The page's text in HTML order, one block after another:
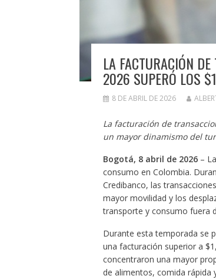
LA FACTURACIÓN
2026 SUPERÓ LOS
8 DE ABRIL DE 2026
La facturación de
un mayor dinamismo del
Bogotá, 8 abril de 2026–
consumo en Colombia.
Credibanco, las
mayor movilidad y los
transporte y consumo fuera
Durante esta temporada se
una facturación superior a
concentraron una mayor
de alimentos, comida rápida